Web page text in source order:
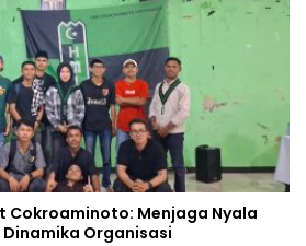
Cokroaminoto: Menjaga Nyala
Organisasi